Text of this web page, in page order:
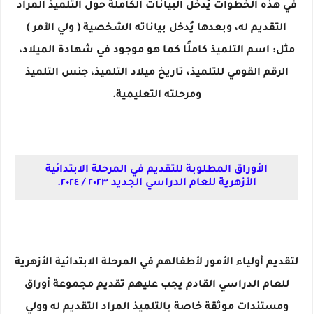
في هذه الخطوات يُدخل البيانات الكاملة حول التلميذ المراد
التقديم له، وبعدها يُدخل بياناته الشخصية ( ولي الأمر )
مثل: اسم التلميذ كاملًا كما هو موجود في شهادة الميلاد،
الرقم القومي للتلميذ، تاريخ ميلاد التلميذ، جنس التلميذ
ومرحلته التعليمية.
الأوراق المطلوبة للتقديم في المرحلة الابتدائية
الأزهرية للعام الدراسي الجديد ٢٠٢٣ / ٢٠٢٤.
لتقديم أولياء الأمور لأطفالهم في المرحلة الابتدائية الأزهرية
للعام الدراسي القادم يجب عليهم تقديم مجموعة أوراق
ومستندات موثقة خاصة بالتلميذ المراد التقديم له وولي